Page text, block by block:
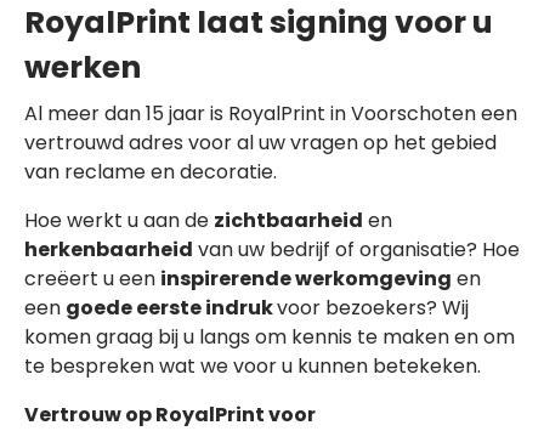
RoyalPrint laat signing voor u
werken
Al meer dan 15 jaar is RoyalPrint in Voorschoten een
vertrouwd adres voor al uw vragen op het gebied
van reclame en decoratie.
Hoe werkt u aan de zichtbaarheid en
herkenbaarheid van uw bedrijf of organisatie? Hoe
creëert u een inspirerende werkomgeving en
een goede eerste indrukvoor bezoekers? Wij
komen graag bij u langs om kennis te maken en om
te bespreken wat we voor u kunnen betekeken.
Vertrouw op RoyalPrint voor